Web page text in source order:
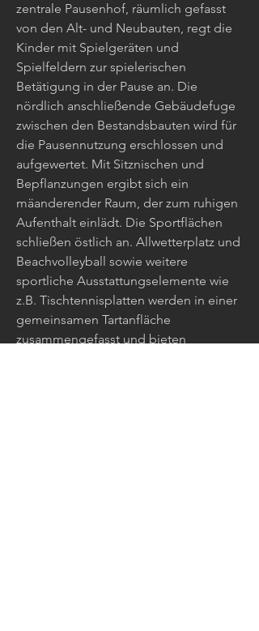
zentrale Pausenhof, räumlich gefasst
von den Alt- und Neubauten, regt die
Kinder mit Spielgeräten und
Spielfeldern zur spielerischen
Betätigung in der Pause an. Die
nördlich anschließende Gebäudefuge
zwischen den Bestandsbauten wird für
die Pausennutzung erschlossen und
aufgewertet. Mit Sitznischen und
Bepflanzungen ergibt sich ein
mäanderender Raum, der zum ruhigen
Aufenthalt einlädt. Die Sportflächen
schließen östlich an. Allwetterplatz und
Beachvolleyball sowie weitere
sportliche Ausstattungselemente wie
z.B. Tischtennisplatten werden in einer
gemeinsamen Tartanfläche
zusammengefasst und bieten